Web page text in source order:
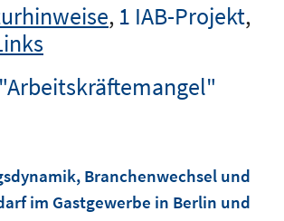
, 1 IAB-Projekt,
Branchenwechsel und
im Gastgewerbe in Berlin und